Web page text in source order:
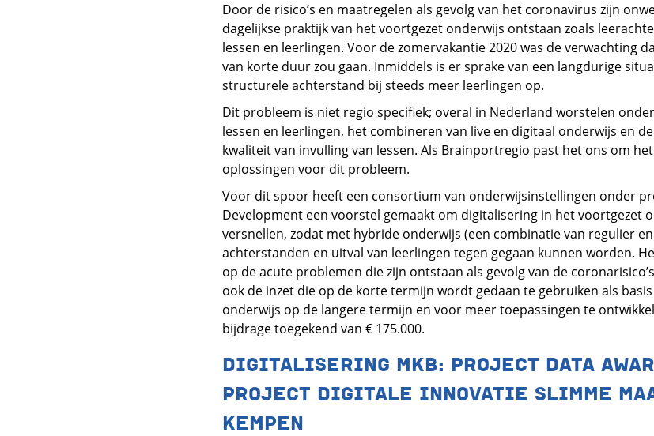
Door de risico’s en maatregelen als gevolg van het coronavirus zijn
dagelijkse praktijk van het voortgezet onderwijs ontstaan zoals
lessen en leerlingen. Voor de zomervakantie 2020 was de verwachting
van korte duur zou gaan. Inmiddels is er sprake van een langdurige
structurele achterstand bij steeds meer leerlingen op.
Dit probleem is niet regio specifiek; overal in Nederland worstelen
lessen en leerlingen, het combineren van live en digitaal onderwijs en
kwaliteit van invulling van lessen. Als Brainportregio past het ons om
oplossingen voor dit probleem.
Voor dit spoor heeft een consortium van onderwijsinstellingen onder
Development een voorstel gemaakt om digitalisering in het voortgezet
versnellen, zodat met hybride onderwijs (een combinatie van regulier
achterstanden en uitval van leerlingen tegen gegaan kunnen worden.
op de acute problemen die zijn ontstaan als gevolg van de
ook de inzet die op de korte termijn wordt gedaan te gebruiken als
onderwijs op de langere termijn en voor meer toepassingen te
bijdrage toegekend van € 175.000.
DIGITALISERING MKB: PROJECT DATA
PROJECT DIGITALE INNOVATIE SLIMME
KEMPEN